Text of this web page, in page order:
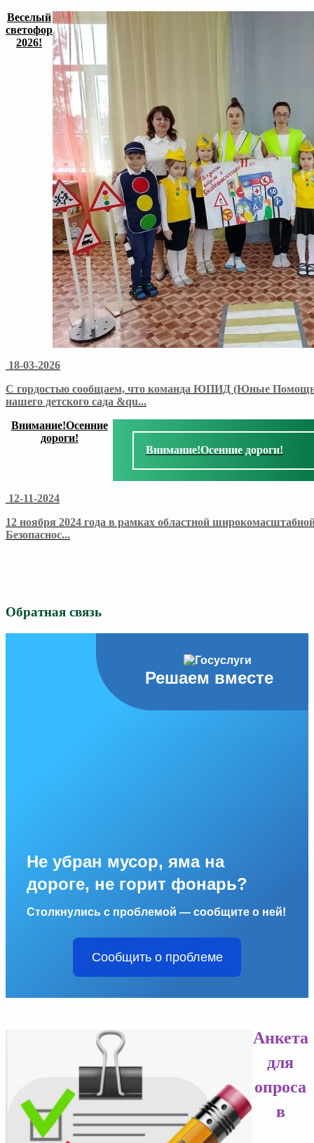
Веселый
светофор
2026!
18-03-2026
С гордостью сообщаем, что команда ЮПИД (Юные
нашего детского сада &qu...
Внимание!Осенние
дороги!
Внимание!Осенние дороги!
12-11-2024
12 ноября 2024 года в рамках областной
Безопаснос...
Обратная связь
Решаем вместе
Не убран мусор, яма на
дороге, не горит фонарь?
Столкнулись с проблемой — сообщите о ней!
Сообщить о проблеме
Анкета
для
опроса
в